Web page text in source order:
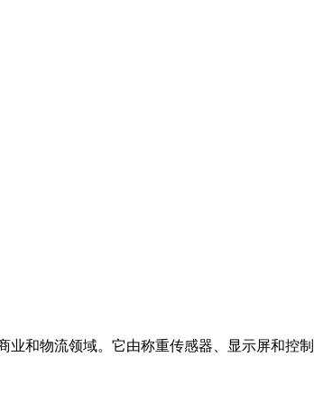
和物流领域。它由称重传感器、显示屏和控